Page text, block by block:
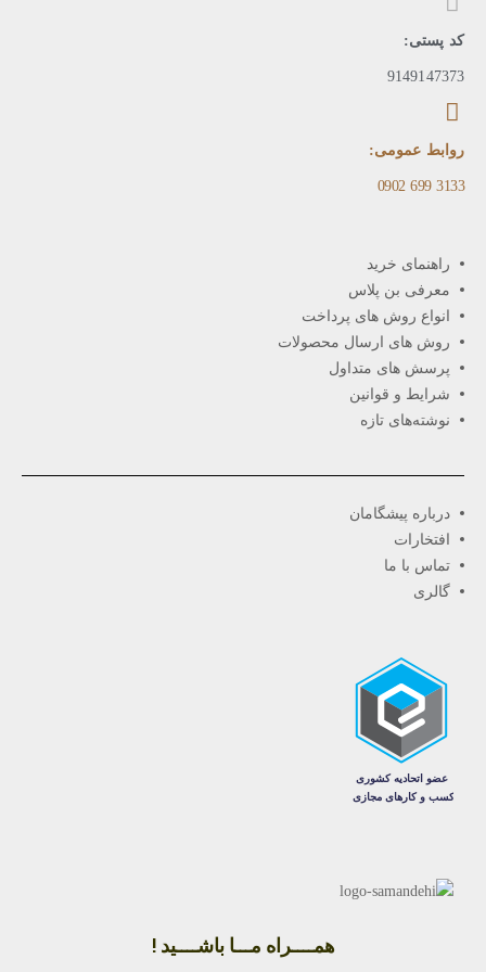
کد پستی:
9149147373
روابط عمومی:
3133 699 0902​
راهنمای خرید
معرفی بن پلاس
انواع روش های پرداخت
روش های ارسال محصولات
پرسش های متداول
شرایط و قوانین
نوشته‌های تازه
درباره پیشگامان
افتخارات
تماس با ما
گالری
همــــراه مـــا باشــــید !